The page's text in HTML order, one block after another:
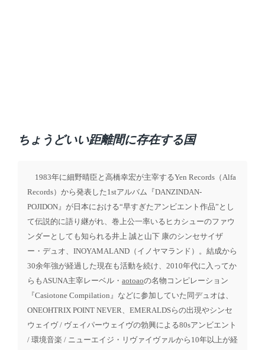
ちょうどいい距離間に存在する国
1983年に細野晴臣と高橋幸宏が主宰するYen Records（Alfa
Records）から発表した1stアルバム『DANZINDAN-
POJIDON』が日本における“早すぎたアンビエント作品”とし
て伝説的に語り継がれ、巻上公一率いるヒカシューのファウ
ンダーとしても知られる井上 誠と山下 康のシンセサイザ
ー・デュオ、INOYAMALAND（イノヤマランド）。結成から
30余年強が経過した現在も活動を続け、2010年代に入ってか
らもASUNA主宰レーベル・ aotoaoの名物コンピレーション
『Casiotone Compilation』などに参加していた同デュオは、
ONEOHTRIX POINT NEVER、EMERALDSらの出現やシンセ
ウェイヴ / ヴェイパーウェイヴの勃興による80sアンビエント
/ 環境音楽 / ニューエイジ・リヴァイヴァルから10年以上が経